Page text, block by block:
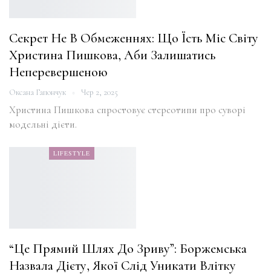
Секрет Не В Обмеженнях: Що Їсть Міс Світу
Христина Пишкова, Аби Залишатись
Неперевершеною
Оксана Гапончук Чер 2, 2025
Христина Пишкова спростовує стереотипи про суворі
модельні дієти.
LIFESTYLE
“Це Прямий Шлях До Зриву”: Боржемська
Назвала Дієту, Якої Слід Уникати Влітку